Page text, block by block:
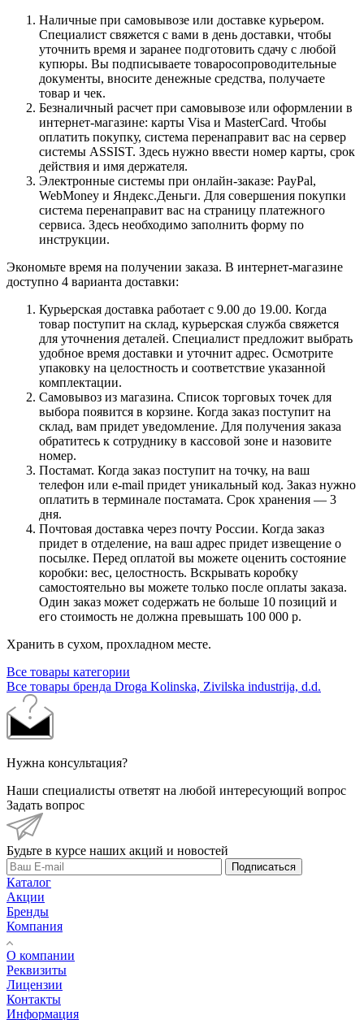
Наличные при самовывозе или доставке курьером.
Специалист свяжется с вами в день доставки, чтобы
уточнить время и заранее подготовить сдачу с любой
купюры. Вы подписываете товаросопроводительные
документы, вносите денежные средства, получаете
товар и чек.
Безналичный расчет при самовывозе или оформлении в
интернет-магазине: карты Visa и MasterCard. Чтобы
оплатить покупку, система перенаправит вас на сервер
системы ASSIST. Здесь нужно ввести номер карты, срок
действия и имя держателя.
Электронные системы при онлайн-заказе: PayPal,
WebMoney и Яндекс.Деньги. Для совершения покупки
система перенаправит вас на страницу платежного
сервиса. Здесь необходимо заполнить форму по
инструкции.
Экономьте время на получении заказа. В интернет-магазине
доступно 4 варианта доставки:
Курьерская доставка работает с 9.00 до 19.00. Когда
товар поступит на склад, курьерская служба свяжется
для уточнения деталей. Специалист предложит выбрать
удобное время доставки и уточнит адрес. Осмотрите
упаковку на целостность и соответствие указанной
комплектации.
Самовывоз из магазина. Список торговых точек для
выбора появится в корзине. Когда заказ поступит на
склад, вам придет уведомление. Для получения заказа
обратитесь к сотруднику в кассовой зоне и назовите
номер.
Постамат. Когда заказ поступит на точку, на ваш
телефон или e-mail придет уникальный код. Заказ нужно
оплатить в терминале постамата. Срок хранения — 3
дня.
Почтовая доставка через почту России. Когда заказ
придет в отделение, на ваш адрес придет извещение о
посылке. Перед оплатой вы можете оценить состояние
коробки: вес, целостность. Вскрывать коробку
самостоятельно вы можете только после оплаты заказа.
Один заказ может содержать не больше 10 позиций и
его стоимость не должна превышать 100 000 р.
Хранить в сухом, прохладном месте.
Все товары категории
Все товары бренда Droga Kolinska, Zivilska industrija, d.d.
Нужна консультация?
Наши специалисты ответят на любой интересующий вопрос
Задать вопрос
Будьте в курсе наших акций и новостей
Подписаться
Каталог
Акции
Бренды
Компания
О компании
Реквизиты
Лицензии
Контакты
Информация